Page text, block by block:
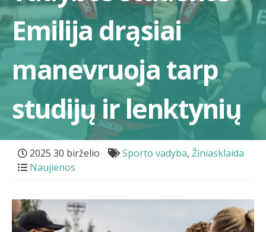
Emilija drąsiai
manevruoja tarp
studijų ir lenktynių
2025 30 birželio Sporto vadyba, Žiniasklaida
Naujienos